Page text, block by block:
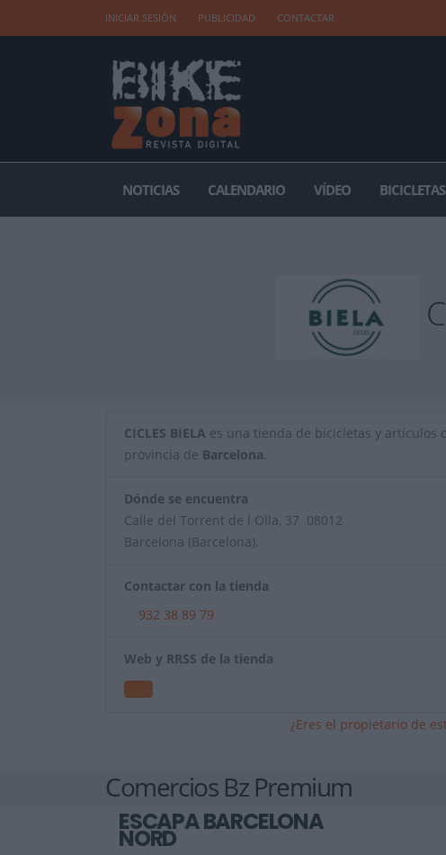
INICIAR SESIÓN PUBLICIDAD CONTACTAR
NOTICIAS CALENDARIO VÍDEO BICICLETAS
CICLES BIELA es una tienda de bicicletas y artículos
provincia de Barcelona.
Dónde se encuentra
Calle del Torrent de l Olla, 37 08012
Barcelona (Barcelona).
Contactar con la tienda
932 38 89 79
Web y RRSS de la tienda
¿Eres el propietario de
Comercios Bz Premium
ESCAPA BARCELONA
NORD